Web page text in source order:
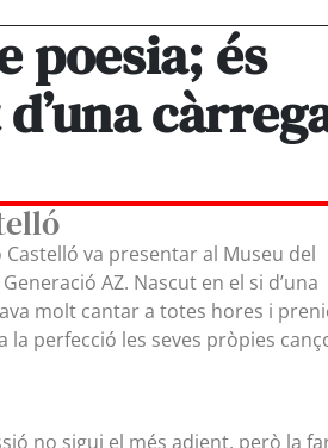
poesia; és
va presentar al Museu del
AZ. Nascut en el si d’una
molt cantar a totes hores i
la perfecció les seves pròpies
no sigui el més adient, però la